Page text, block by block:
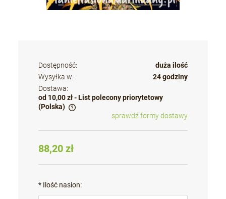
Dostępność:
duża ilość
Wysyłka w:
24 godziny
Dostawa:
od 10,00 zł - List polecony priorytetowy
(Polska)
Cena nie zawiera ewentualnych kosztów płatności
sprawdź formy dostawy
88,20 zł
* Ilość nasion: